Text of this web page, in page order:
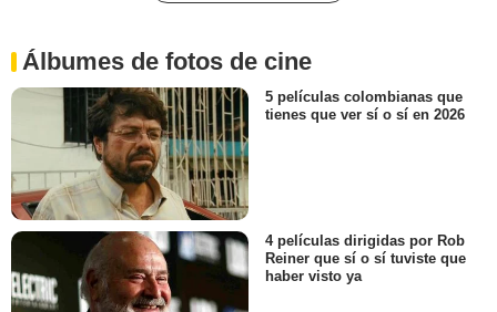
Álbumes de fotos de cine
5 películas colombianas que
tienes que ver sí o sí en 2026
4 películas dirigidas por Rob
Reiner que sí o sí tuviste que
haber visto ya